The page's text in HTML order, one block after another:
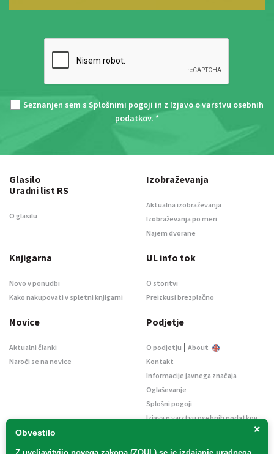
Seznanjen sem s Splošnimi pogoji in z Izjavo o varstvu osebnih
podatkov. *
×
Obvestilo
Glasilo
Uradni list RS
O glasilu
Izobraževanja
Aktualna izobraževanja
Izobraževanja po meri
Najem dvorane
Knjigarna
Novo v ponudbi
Kako nakupovati v spletni knjigarni
UL info tok
O storitvi
Preizkusi brezplačno
Novice
Aktualni članki
Naroči se na novice
Podjetje
O podjetju | About
Kontakt
Informacije javnega značaja
Oglaševanje
Splošni pogoji
Izjava o varstvu osebnih podatkov